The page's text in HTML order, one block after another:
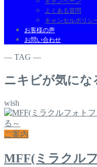
よくある質問
キャンセルポリシ
お客様の声
お問い合わせ
― TAG ―
ニキビが気にな
wish
ご案内
MFF(ミラクル